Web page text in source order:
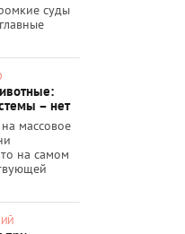
суды
– нет
массовое
на самом